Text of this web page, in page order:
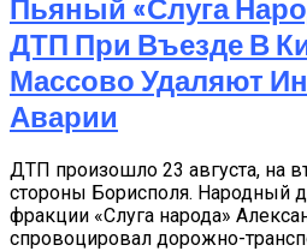
Пьяный «слуга
ДТП При Въезде В
Массово Удаляют
Аварии
ДТП произошло 23 августа, на
стороны Борисполя. Народный
фракции «Слуга народа»
спровоцировал дорожно-